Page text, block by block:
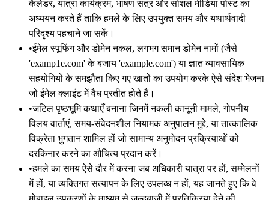
कैलेंडर, यात्रा कार्यक्रम, भाषण सत्र और सोशल मीडिया पोस्ट का
अध्ययन करते हैं ताकि हमले के लिए उपयुक्त समय और यथार्थवादी
परिदृश्य पहचाने जा सकें।
•ईमेल स्पूफिंग और डोमेन नकल, लगभग समान डोमेन नामों (जैसे
'examp1e.com' के बजाय 'example.com') या ज्ञात व्यावसायिक
सहयोगियों के समझौता किए गए खातों का उपयोग करके ऐसे संदेश भेजना
जो ईमेल क्लाइंट में वैध प्रतीत होते हैं।
•जटिल पृष्ठभूमि कथाएँ बनाना जिनमें नकली कानूनी मामले, गोपनीय
विलय वार्ताएं, समय-संवेदनशील नियामक अनुपालन मुद्दे, या तात्कालिक
विक्रेता भुगतान शामिल हों जो सामान्य अनुमोदन प्रक्रियाओं को
दरकिनार करने का औचित्य प्रदान करें।
•हमले का समय ऐसे दौर में करना जब अधिकारी यात्रा पर हों, सम्मेलनों
में हों, या व्यक्तिगत सत्यापन के लिए उपलब्ध न हों, यह जानते हुए कि वे